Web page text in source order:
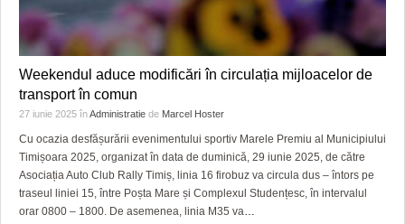
Weekendul aduce modificări în circulația mijloacelor de
transport în comun
27 iunie 2025 înAdministratie de Marcel Hoster
Cu ocazia desfășurării evenimentului sportiv Marele Premiu al Municipiului
Timișoara 2025, organizat în data de duminică, 29 iunie 2025, de către
Asociația Auto Club Rally Timiș, linia 16 firobuz va circula dus – întors pe
traseul liniei 15, între Poșta Mare și Complexul Studențesc, în intervalul
orar 0800 – 1800. De asemenea, linia M35 va…